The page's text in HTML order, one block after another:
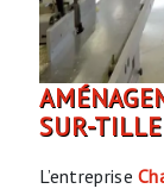
AMÉNAGEMENT DES COMBLES À IS-
SUR-TILLE
L’entreprise